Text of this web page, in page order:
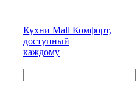
Кухни Mall Комфорт,
доступный
каждому